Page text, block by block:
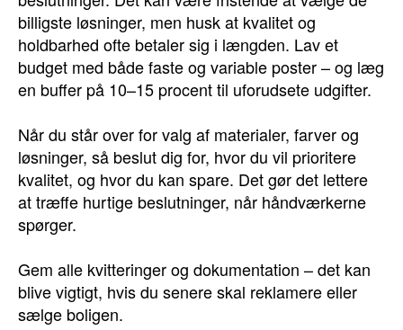
billigste løsninger, men husk at kvalitet og
holdbarhed ofte betaler sig i længden. Lav et
budget med både faste og variable poster – og læg
en buffer på 10–15 procent til uforudsete udgifter.
Når du står over for valg af materialer, farver og
løsninger, så beslut dig for, hvor du vil prioritere
kvalitet, og hvor du kan spare. Det gør det lettere
at træffe hurtige beslutninger, når håndværkerne
spørger.
Gem alle kvitteringer og dokumentation – det kan
blive vigtigt, hvis du senere skal reklamere eller
sælge boligen.